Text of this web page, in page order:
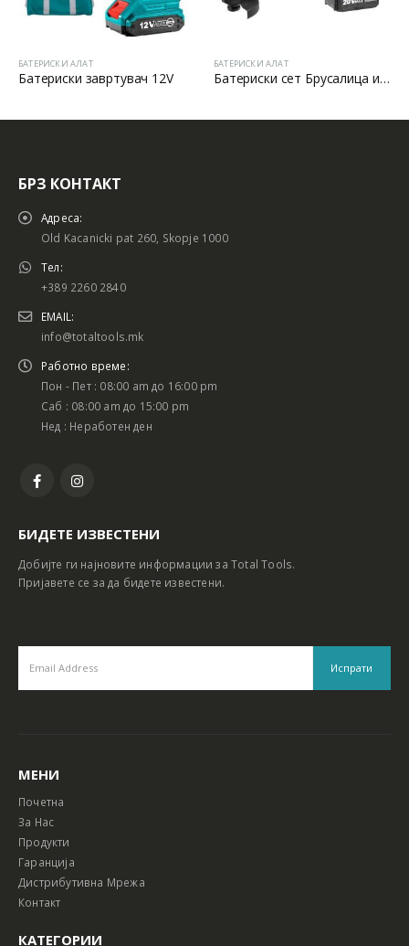
БАТЕРИСКИ АЛАТ
Батериски завртувач 12V
БАТЕРИСКИ АЛАТ
Батериски сет Брусалица и Бормашина 20V
БРЗ КОНТАКТ
Адреса:
Old Kacanicki pat 260, Skopje 1000
Тел:
+389 2260 2840
EMAIL:
info@totaltools.mk
Работно време:
Пон - Пет : 08:00 am до 16:00 pm
Саб : 08:00 am до 15:00 pm
Нед : Неработен ден
БИДЕТЕ ИЗВЕСТЕНИ
Добијте ги најновите информации за Total Tools.
Пријавете се за да бидете известени.
МЕНИ
Почетна
За Нас
Продукти
Гаранција
Дистрибутивна Мрежа
Контакт
КАТЕГОРИИ